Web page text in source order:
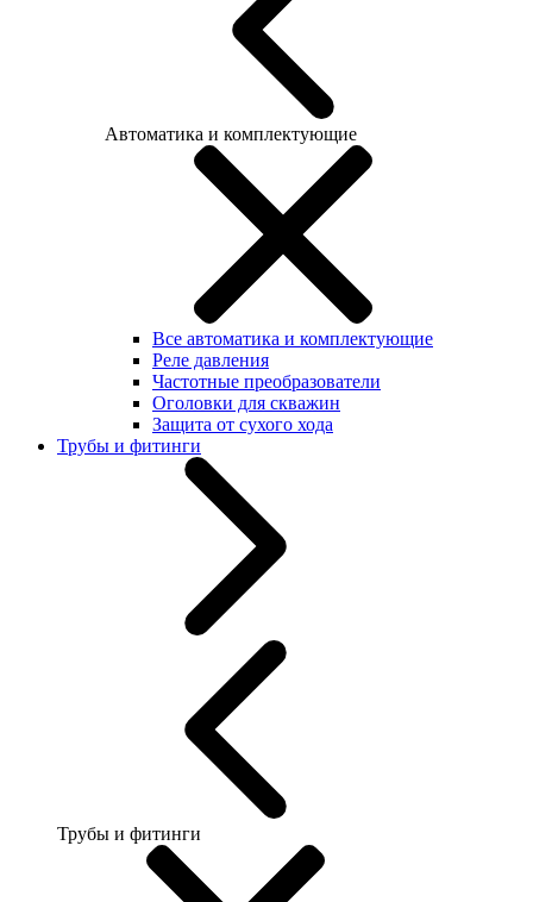
Автоматика и комплектующие
Все автоматика и комплектующие
Реле давления
Частотные преобразователи
Оголовки для скважин
Защита от сухого хода
Трубы и фитинги
Трубы и фитинги